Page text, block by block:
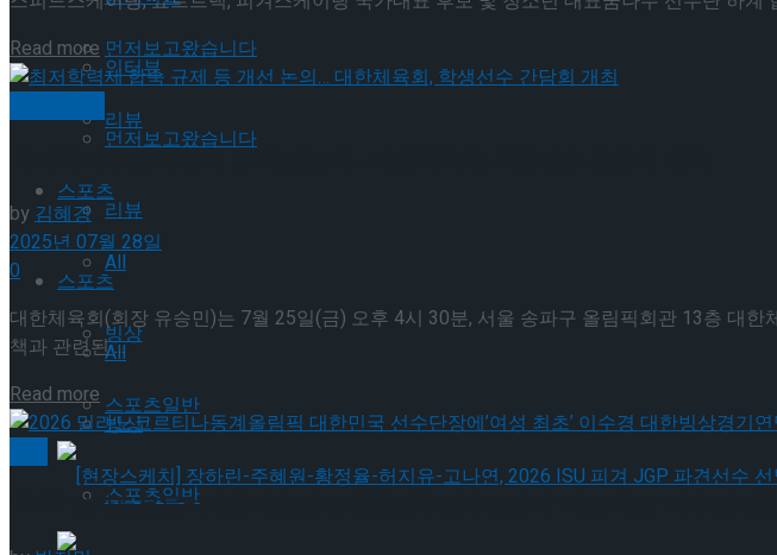
먼저보고왔습니다
리뷰
스포츠
All
빙상
스포츠일반
인터뷰
먼저보고왔습니다
리뷰
스포츠
All
빙상
스포츠일반
Read more Details
최저학력제·합숙 규제 등 개선 논의… 대한체육회, 학생선수 간담회 개최
by 김혜경
2025년 07월 28일
0
대한체육회(회장 유승민)는 7월 25일(금) 오후 4시 30분, 서울 송파구 올림픽회관 13층 대
책과 관련된 ...
Read more Details
2026 밀라노코르티나동계올림픽 대한민국 선수단장에’여성 최초’ 이수경 대